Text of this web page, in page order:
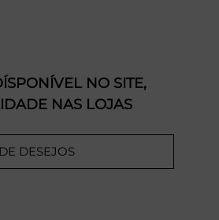
NO SITE,
NAS LOJAS
DESEJOS